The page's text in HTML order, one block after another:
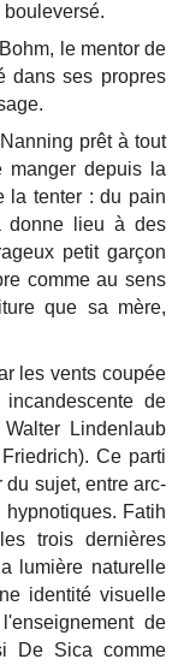
le mentor de
dans ses propres
prêt à tout
manger depuis la
la tenter : du pain
donne lieu à des
petit garçon
comme au sens
que sa mère,
les vents coupée
de
Lindenlaub
Ce parti
du sujet, entre arc-
Fatih
trois dernières
lumière naturelle
identité visuelle
de
De Sica comme